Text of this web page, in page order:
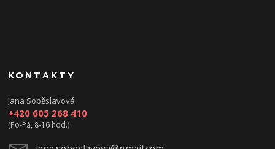
KONTAKTY
Jana Soběslavová
+420 605 268 410
(Po-Pá, 8-16 hod.)